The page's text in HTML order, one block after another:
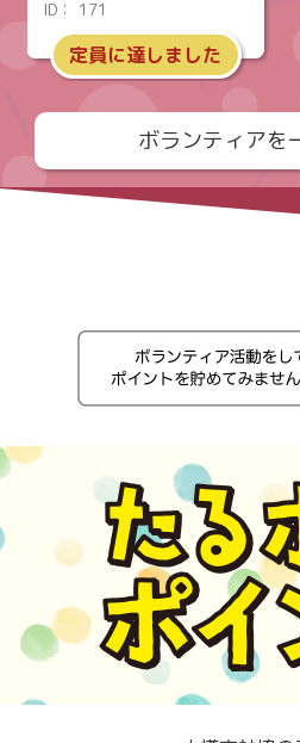
ID： 171
定員に達しました
ボランティアを